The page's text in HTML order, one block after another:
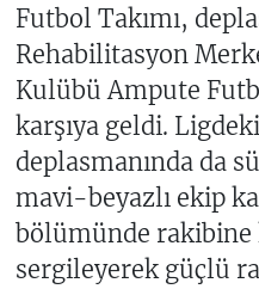
Futbol Takımı,
Rehabilitasyon
Kulübü Ampute
karşıya geldi. Ligdeki
deplasmanında da
mavi-beyazlı ekip
bölümünde rakibine
sergileyerek güçlü